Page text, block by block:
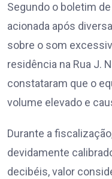
Segundo o boletim
acionada após
sobre o som
residência na Rua J.
constataram que o
volume elevado e
Durante a
devidamente
decibéis, valor